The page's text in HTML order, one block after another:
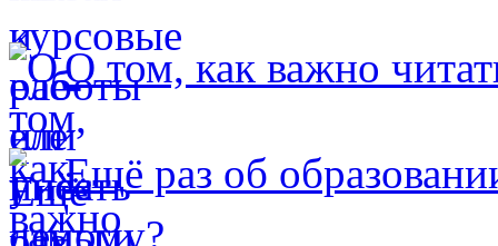
О том, как важно
Ещё раз об